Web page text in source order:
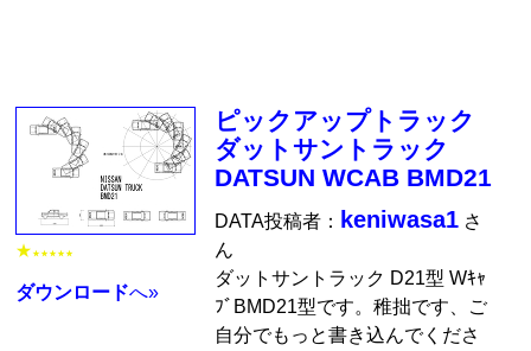
★ ★★★★★
ダウンロードへ»
ピックアップトラック
ダットサントラック
DATSUN WCAB BMD21
DATA投稿者： keniwasa1 さ
ん
ダットサントラック D21型 Wｷｬ
ﾌﾞBMD21型です。稚拙です、ご
自分でもっと書き込んでくださ